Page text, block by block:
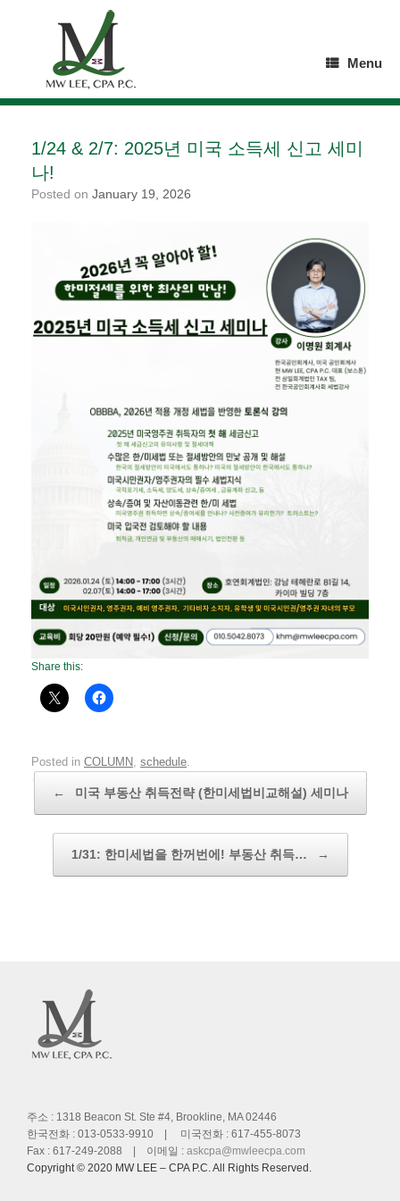
Menu
1/24 & 2/7: 2025년 미국 소득세 신고 세미
나!
Posted on January 19, 2026
Share this:
Posted in COLUMN schedule
← 미국 부동산 취득전략 (한미세법비교해설) 세미나
1/31: 한미세법을 한꺼번에! 부동산 취득… →
주소 : 1318 Beacon St. Ste #4, Brookline, MA 02446
한국전화 : 013-0533-9910 | 미국전화 : 617-455-8073
Fax : 617-249-2088 | 이메일 : askcpa@mwleecpa.com
Copyright © 2020 MW LEE – CPA P.C. All Rights Reserved.